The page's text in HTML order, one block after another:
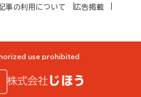
事の利用について
広告掲載
use prohibited